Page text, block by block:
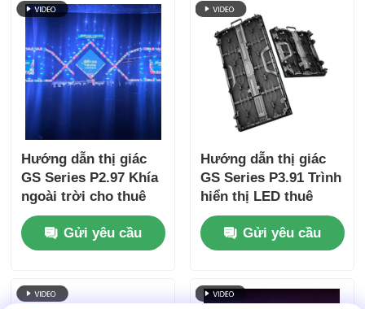
Hướng dẫn thị giác
GS Series P2.97 Khía
ngoài trời cho thuê
màn hình LED 5000nit
IP65 cho biển báo kỹ
thuật số, 7680Hz sao
Gửi yêu cầu
Hướng dẫn thị giác
GS Series P3.91 Trình
hiển thị LED thuê
ngoài 5000nit IP65
cho các sự kiện hòa
nhạc, 7680Hz Backup
Gửi yêu cầu